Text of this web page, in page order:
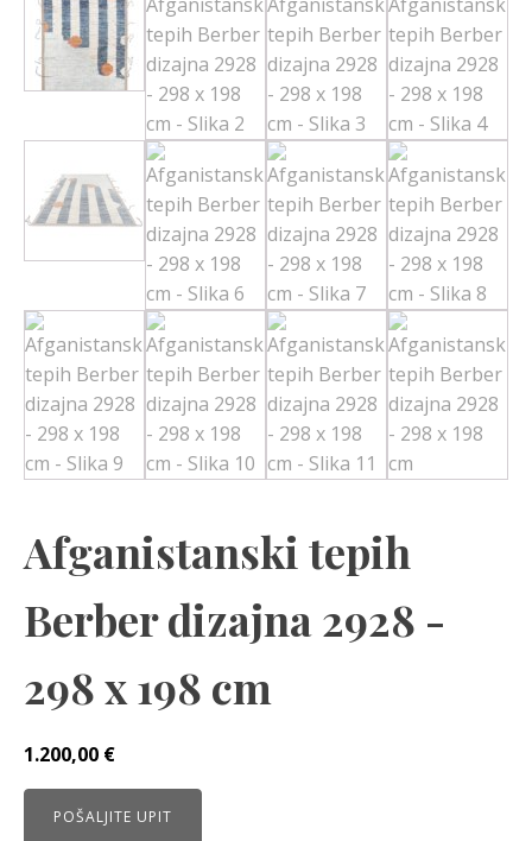
Afganistanski tepih
Berber dizajna 2928 -
298 x 198 cm
1.200,00 €
POŠALJITE UPIT